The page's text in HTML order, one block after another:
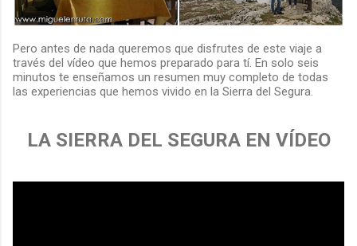
Pero antes de nada queremos que disfrutes de este viaje a
través del vídeo que hemos preparado para tí. En solo seis
minutos te enseñamos un resumen muy completo de todas
las experiencias que hemos vivido en la Sierra del Segura.
LA SIERRA DEL SEGURA EN VÍDEO